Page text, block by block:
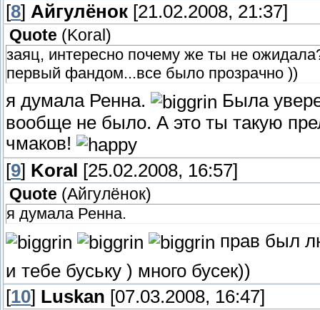
[8] Айгулёнок [21.02.2008, 21:37]
Quote (Koral )
заяц, интересно почему же ты не
первый фандом...все было прозрачно ))
я думала Ренна.
Была
вообще не было. А это ты такую
чмаков!
[9] Koral [25.02.2008, 16:57]
Quote (Айгулёнок)
я думала Ренна.
прав был
и тебе буську ) много бусек))
[10] Luskan [07.03.2008, 16:47]